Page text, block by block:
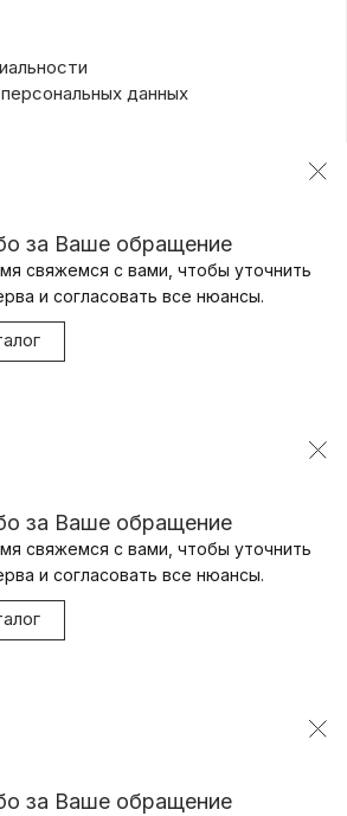
данных
за Ваше обращение
свяжемся с вами, чтобы уточнить
и согласовать все нюансы.
за Ваше обращение
свяжемся с вами, чтобы уточнить
и согласовать все нюансы.
за Ваше обращение